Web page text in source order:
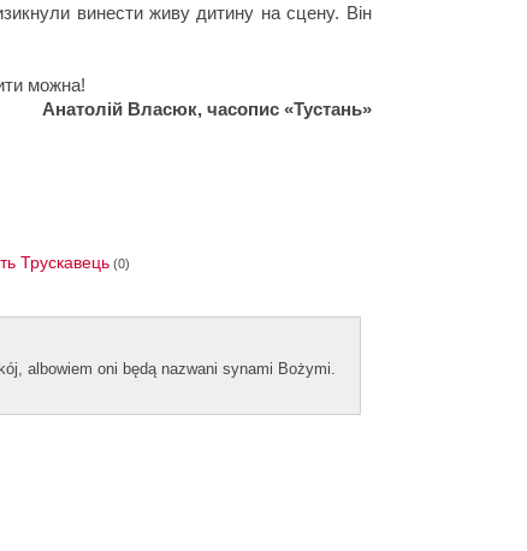
винести живу дитину на сцену. Він
можна!
Анатолій Власюк, часопис «Тустань»
Трускавець (0)
al­bowiem oni będą naz­wani syn­ami Bożymi.